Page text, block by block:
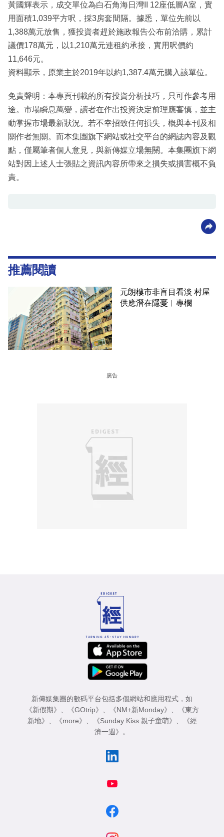
黃國輝表示，成交單位為白石角海日灣II 12座低層A室，實
用面積1,039平方呎，採3房套間隔。據悉，單位先前以
1,388萬元放售，獲投資者趕於施政報告公布前洽購，累計
議價178萬元，以1,210萬元連租約承接，實用呎價約
11,646元。
資料顯示，原業主於2019年以約1,387.4萬元購入該單位。
免責聲明：本專頁刊載的所有投資分析技巧，只可作參考用
途。市場瞬息萬變，讀者在作出投資決定前理應審慎，並主
動掌握市場最新狀況。若不幸招致任何損失，概與本刊及相
關作者無關。而本集團旗下網站或社交平台的網誌內容及觀
點，僅屬筆者個人意見，與新傳媒立場無關。本集團旗下網
站對因上述人士張貼之資訊內容所帶來之損失或損害概不負
責。
推薦閱讀
元朗樓市非盲目看淡 村屋
供應潛在隱憂︳專欄
廣告
新傳媒集團的數碼平台包括多個網站和應用程式，如
《新假期》 、 《GOtrip》 、 《NM+新Monday》 、
《東方
新地》 、 《more》 、 《Sunday Kiss 親子童萌》 、
《經
濟一週》 。